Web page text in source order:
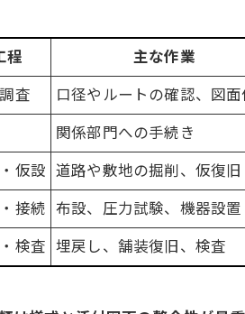
程 主な作業
査 口径やルートの確認、図面
関係部門への手続き
仮設 道路や敷地の掘削、仮復旧
接続 布設、圧力試験、機器設置
検査 埋戻し、舗装復旧、検査